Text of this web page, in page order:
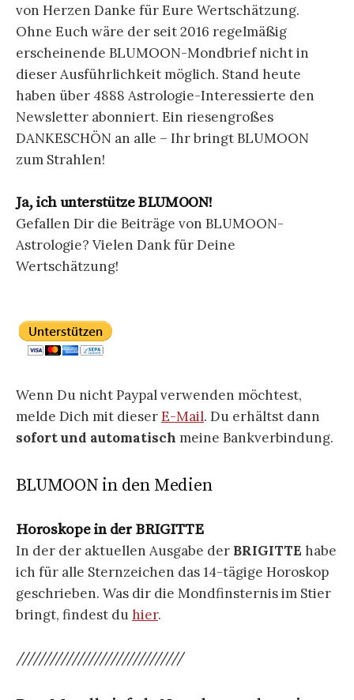
von Herzen Danke für Eure Wertschätzung.
Ohne Euch wäre der seit 2016 regelmäßig
erscheinende BLUMOON-Mondbrief nicht in
dieser Ausführlichkeit möglich. Stand heute
haben über 4888 Astrologie-Interessierte den
Newsletter abonniert. Ein riesengroßes
DANKESCHÖN an alle – Ihr bringt BLUMOON
zum Strahlen!
Ja, ich unterstütze BLUMOON!
Gefallen Dir die Beiträge von BLUMOON-
Astrologie? Vielen Dank für Deine
Wertschätzung!
Wenn Du nicht Paypal verwenden möchtest,
melde Dich mit dieserE-Mail. Du erhältst dann
sofort und automatisch meine Bankverbindung.
BLUMOON in den Medien
Horoskope in der BRIGITTE
In der der aktuellen Ausgabe der BRIGITTE habe
ich für alle Sternzeichen das 14-tägige Horoskop
geschrieben. Was dir die Mondfinsternis im Stier
bringt, findest duhier.
//////////////////////////////